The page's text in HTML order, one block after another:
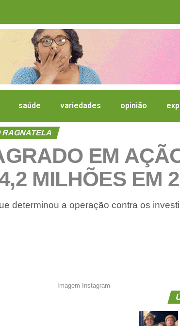
saúde variedades opinião
RAGNATELA
EM
MILHÕES EM
determinou a operação contra os
Imagem Instagram